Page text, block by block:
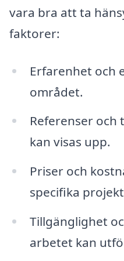
vara bra att ta
faktorer:
Erfarenhet och
området.
Referenser
kan visas upp.
Priser och
specifika
Tillgänglighet
arbetet kan